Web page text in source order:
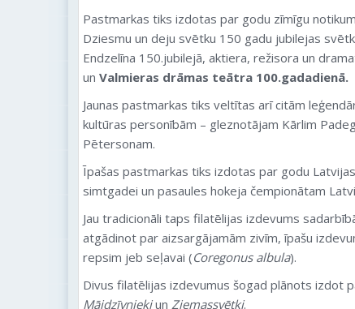
Pastmarkas tiks izdotas par godu zīmīgu
Dziesmu un deju svētku 150 gadu jubilejas
Endzelīna 150.jubilejā, aktiera, režisora un
un Valmieras drāmas teātra 100.gadadienā.
Jaunas pastmarkas tiks veltītas arī citām
kultūras personībām – gleznotājam Kārlim
Pētersonam.
Īpašas pastmarkas tiks izdotas par godu
simtgadei un pasaules hokeja čempionātam
Jau tradicionāli taps filatēlijas izdevums
atgādinot par aizsargājamām zivīm, īpašu
repsim jeb seļavai (Coregonus albula).
Divus filatēlijas izdevumus šogad plānots izdot
Mājdzīvniekiun Ziemassvētki.